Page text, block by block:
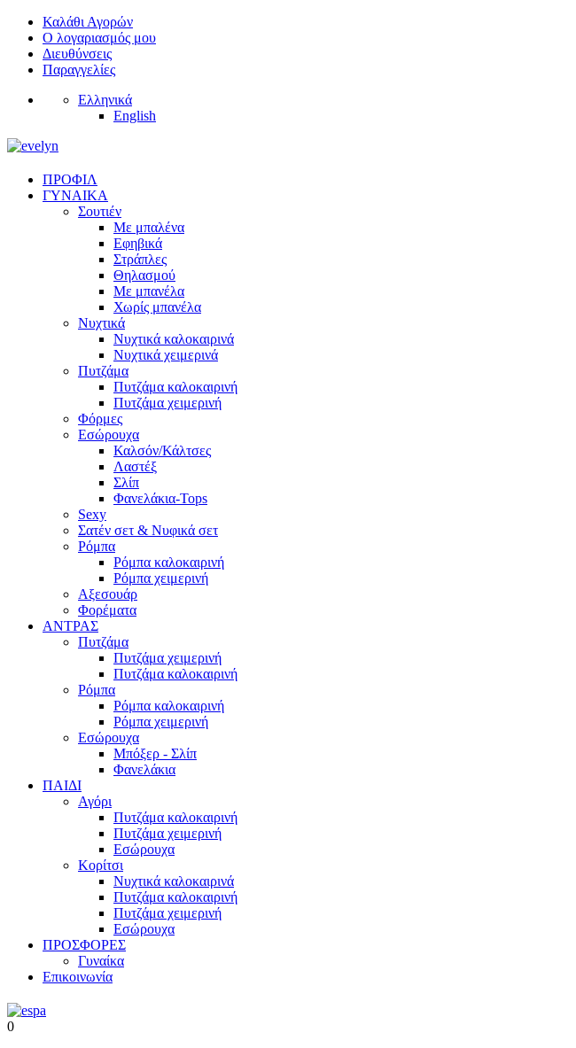
Καλάθι Αγορών
Ο λογαριασμός μου
Διευθύνσεις
Παραγγελίες
Ελληνικά
English
ΠΡΟΦΙΛ
ΓΥΝΑΙΚΑ
Σουτιέν
Με μπαλένα
Εφηβικά
Στράπλες
Θηλασμού
Με μπανέλα
Χωρίς μπανέλα
Νυχτικά
Νυχτικά καλοκαιρινά
Νυχτικά χειμερινά
Πυτζάμα
Πυτζάμα καλοκαιρινή
Πυτζάμα χειμερινή
Φόρμες
Εσώρουχα
Καλσόν/Κάλτσες
Λαστέξ
Σλίπ
Φανελάκια-Tops
Sexy
Σατέν σετ & Νυφικά σετ
Ρόμπα
Ρόμπα καλοκαιρινή
Ρόμπα χειμερινή
Αξεσουάρ
Φορέματα
ΑΝΤΡΑΣ
Πυτζάμα
Πυτζάμα χειμερινή
Πυτζάμα καλοκαιρινή
Ρόμπα
Ρόμπα καλοκαιρινή
Ρόμπα χειμερινή
Εσώρουχα
Μπόξερ - Σλίπ
Φανελάκια
ΠΑΙΔΙ
Αγόρι
Πυτζάμα καλοκαιρινή
Πυτζάμα χειμερινή
Εσώρουχα
Κορίτσι
Νυχτικά καλοκαιρινά
Πυτζάμα καλοκαιρινή
Πυτζάμα χειμερινή
Εσώρουχα
ΠΡΟΣΦΟΡΕΣ
Γυναίκα
Επικοινωνία
0